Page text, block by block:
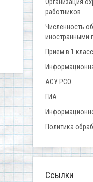
Организация
работников
Численность
иностранными
Прием в 1 класс
АСУ РСО
ГИА
Политика
Ссылки